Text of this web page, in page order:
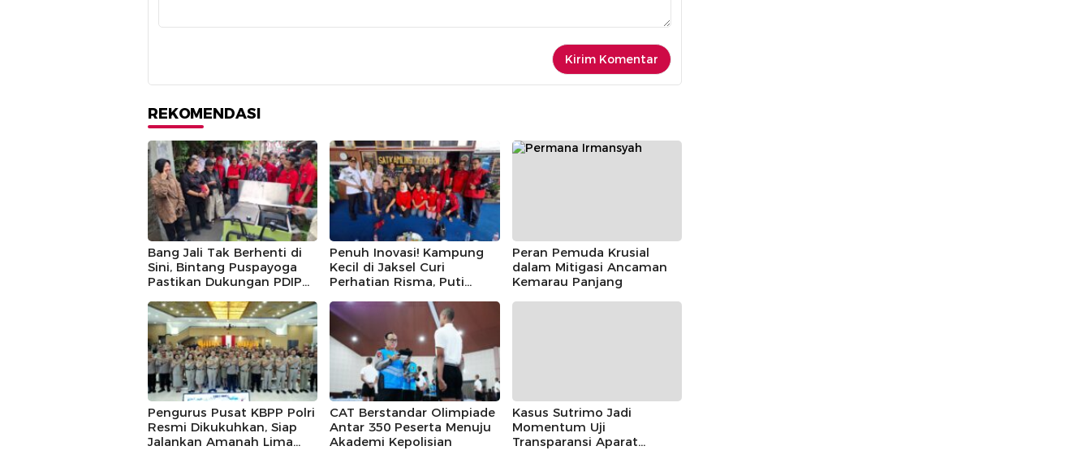
REKOMENDASI
Bang Jali Tak Berhenti di
Sini, Bintang Puspayoga
Pastikan Dukungan PDIP
Penuh Inovasi! Kampung
Kecil di Jaksel Curi
Perhatian Risma, Puti
Puspayoga
Peran Pemuda Krusial
dalam Mitigasi Ancaman
Kemarau Panjang
Pengurus Pusat KBPP Polri
Resmi Dikukuhkan, Siap
Jalankan Amanah Lima
CAT Berstandar Olimpiade
Antar 350 Peserta Menuju
Akademi Kepolisian
Kasus Sutrimo Jadi
Momentum Uji
Transparansi Aparat